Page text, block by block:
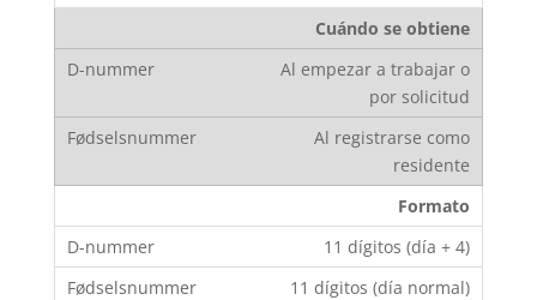
Cuándo se obtiene
Al empezar a trabajar o
por solicitud
Al registrarse como
residente
Formato
11 dígitos (día + 4)
11 dígitos (día normal)